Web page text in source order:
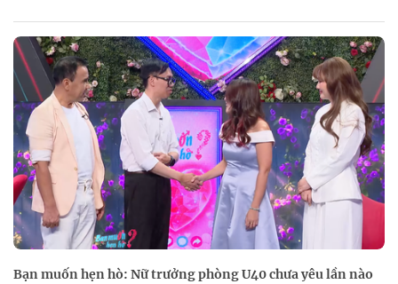
Bạn muốn hẹn hò: Nữ trưởng phòng U40 chưa yêu lần nào